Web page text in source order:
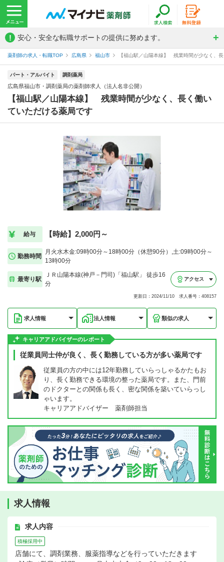
! 安心・安全な転職サポートの提供に努めます。
薬剤師の求人・転職TOP 広島県 福山市 【福山駅／山陽本線】 残業時間が少なく、
パート・アルバイト 調剤薬局
広島県福山市・調剤薬局の薬剤師求人（法人名非公開）
【福山駅／山陽本線】 残業時間が少なく、長く働い
ていただける薬局です
給与 【時給】2,000円～
勤務時間
月火水木金:09時00分～18時00分（休憩90分）,土:09時00分～
13時00分
最寄り駅
ＪＲ山陽本線(神戸－門司)「福山駅」 徒歩16
分
アクセス
更新日：2024/11/10 求人番号：408157
求人情報 法人情報 類似の求人
キャリアアドバイザーのレポート
従業員同士仲が良く、長く勤務している方が多い薬局です
従業員の方の中には12年勤務していらっしゃるかたもお
り、長く勤務できる環境の整った薬局です。また、門前
のドクターとの関係も長く、密な関係を築いていらっし
ゃいます。
キャリアアドバイザー 薬剤師担当
求人情報
求人内容
積極採用中
店舗にて、調剤業務、服薬指導などを行っていただきます